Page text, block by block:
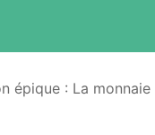
épique : La monnaie